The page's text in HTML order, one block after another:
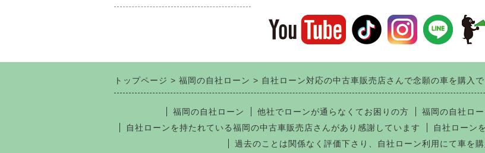
トップページ 福岡の自社ローン 自社ローン対応の中古車販売店さんで念願の車を購入
福岡の自社ローン 他社でローンが通らなくてお困りの方
福岡の自社ロ
自社ローンを持たれている福岡の中古車販売店さんがあり感謝しています
自社ローン
過去のことは関係なく評価下さり、自社ローン利用にて車を